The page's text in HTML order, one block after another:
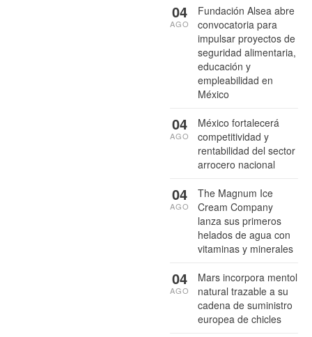
Fundación Alsea abre
convocatoria para
impulsar proyectos de
seguridad alimentaria,
educación y
empleabilidad en
México
04
AGO
México fortalecerá
competitividad y
rentabilidad del sector
arrocero nacional
04
AGO
The Magnum Ice
Cream Company
lanza sus primeros
helados de agua con
vitaminas y minerales
04
AGO
Mars incorpora mentol
natural trazable a su
cadena de suministro
europea de chicles
04
AGO